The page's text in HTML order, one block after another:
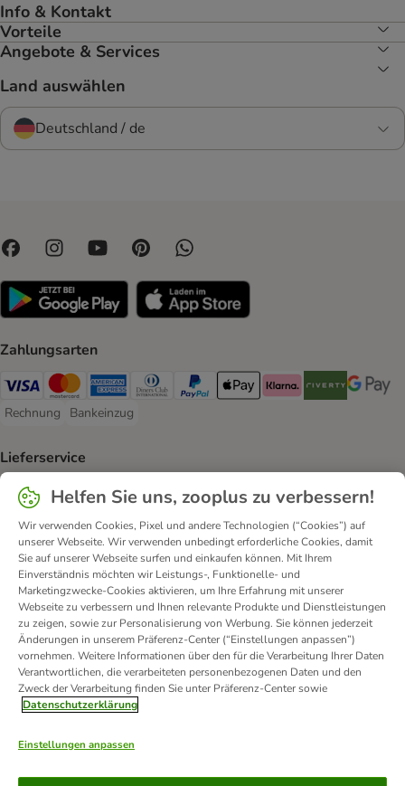
Info & Kontakt
Vorteile
Angebote & Services
Land auswählen
Deutschland / de
Zahlungsarten
Visa Payment Method
Mastercard Payment Method
American Express Payment Method
Diners Club Payment Method
PayPal Payment Method
Apple Pay Payment Method
Klarna Payment Method
Riverty Payment
Google
Rechnung
Rechnung Payment Method
Bankeinzug
Bankeinzug Payment Method
Lieferservice
DHL Shipping Method
DPD Shipping Method
Sicherheit
Security Security Security
Kontakt Versandkosten und Lieferzeit
Vertrag widerrufen
Entsorgungs- und Umweltbestimmungen
Zahlungsarten
Über uns Partnerprogramme Karriere
Helfen Sie uns, zooplus zu verbessern!
Wir verwenden Cookies, Pixel und andere Technologien (“Cookies”) auf
unserer Webseite. Wir verwenden unbedingt erforderliche Cookies, damit
Sie auf unserer Webseite surfen und einkaufen können. Mit Ihrem
Einverständnis möchten wir Leistungs-, Funktionelle- und
Marketingzwecke-Cookies aktivieren, um Ihre Erfahrung mit unserer
Webseite zu verbessern und Ihnen relevante Produkte und Dienstleistungen
zu zeigen, sowie zur Personalisierung von Werbung. Sie können jederzeit
Änderungen in unserem Präferenz-Center (“Einstellungen anpassen”)
vornehmen. Weitere Informationen über den für die Verarbeitung Ihrer Daten
Verantwortlichen, die verarbeiteten personenbezogenen Daten und den
Zweck der Verarbeitung finden Sie unter Präferenz-Center sowie
Datenschutzerklärung
Einstellungen anpassen